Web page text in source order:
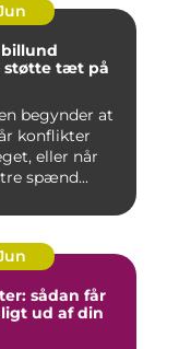
støtte tæt på
begynder at
konflikter
eller når
spænd...
sådan får
ud af din